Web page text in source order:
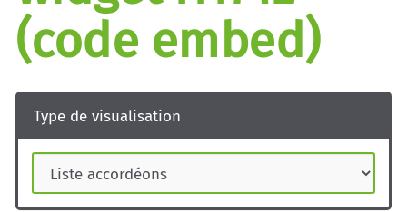
(code embed)
Type de visualisation